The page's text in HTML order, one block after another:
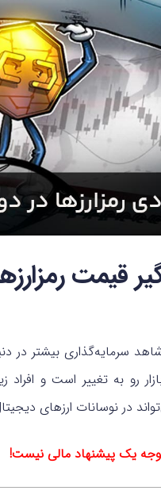
رمزارزها
رو به تغییر است و
در نوسانات ارزهای
یک پیشنهاد مالی نیست!